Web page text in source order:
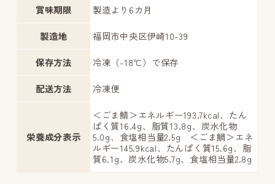
賞味期限 製造より6カ月
製造地 福岡市中央区伊崎10-39
保存方法 冷凍（-18℃）で保存
配送方法 冷凍便
栄養成分表示
＜ごま鯖＞エネルギー193.7kcal、たん
ぱく質16.4g、脂質13.8g、炭水化物
5.0g、食塩相当量2.5g ＜ごま鯛＞エネ
ルギー145.9kcal、たんぱく質15.6g、脂
質6.1g、炭水化物5.7g、食塩相当量2.8g